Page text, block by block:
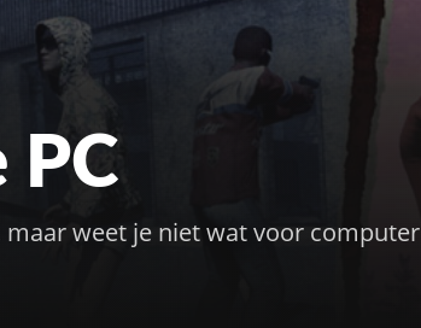
PC
weet je niet wat voor computer